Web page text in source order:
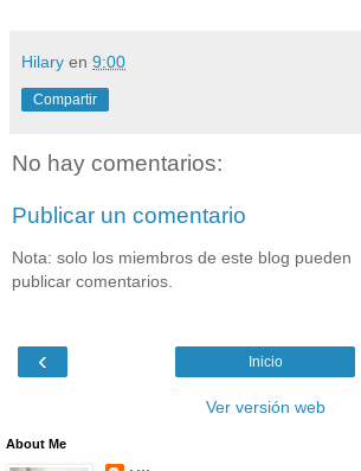
Hilary en 9:00
Compartir
No hay comentarios:
Publicar un comentario
Nota: solo los miembros de este blog pueden
publicar comentarios.
‹ Inicio
Ver versión web
About Me